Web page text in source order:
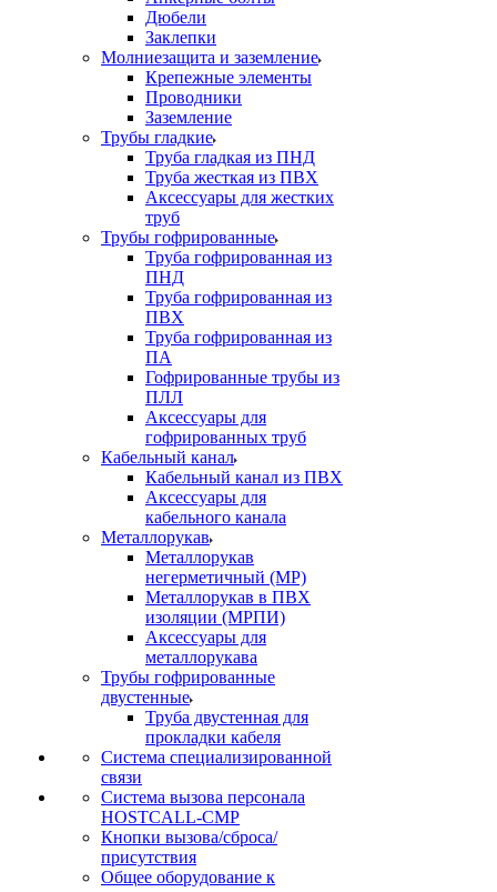
Дюбели
Заклепки
Молниезащита и заземление
Крепежные элементы
Проводники
Заземление
Трубы гладкие
Труба гладкая из ПНД
Труба жесткая из ПВХ
Аксессуары для жестких
труб
Трубы гофрированные
Труба гофрированная из
ПНД
Труба гофрированная из
ПВХ
Труба гофрированная из
ПА
Гофрированные трубы из
ПЛЛ
Аксессуары для
гофрированных труб
Кабельный канал
Кабельный канал из ПВХ
Аксессуары для
кабельного канала
Металлорукав
Металлорукав
негерметичный (МР)
Металлорукав в ПВХ
изоляции (МРПИ)
Аксессуары для
металлорукава
Трубы гофрированные
двустенные
Труба двустенная для
прокладки кабеля
Система специализированной
связи
Cистема вызова персонала
HOSTCALL-CMP
Кнопки вызова/сброса/
присутствия
Общее оборудование к